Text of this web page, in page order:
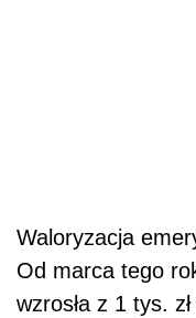
Waloryzacja
Od marca tego
wzrosła z 1 tys.